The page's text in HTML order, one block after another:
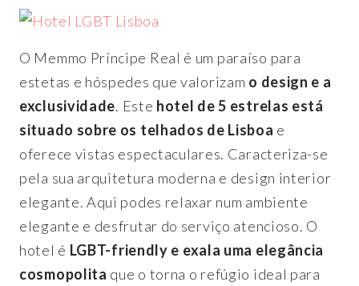
O Memmo Príncipe Real é um paraíso para
estetas e hóspedes que valorizam o design e a
exclusividade. Este hotel de 5 estrelas está
situado sobre os telhados de Lisboa e
oferece vistas espectaculares. Caracteriza-se
pela sua arquitetura moderna e design interior
elegante. Aqui podes relaxar num ambiente
elegante e desfrutar do serviço atencioso. O
hotel é LGBT-friendly e exala uma elegância
cosmopolita que o torna o refúgio ideal para